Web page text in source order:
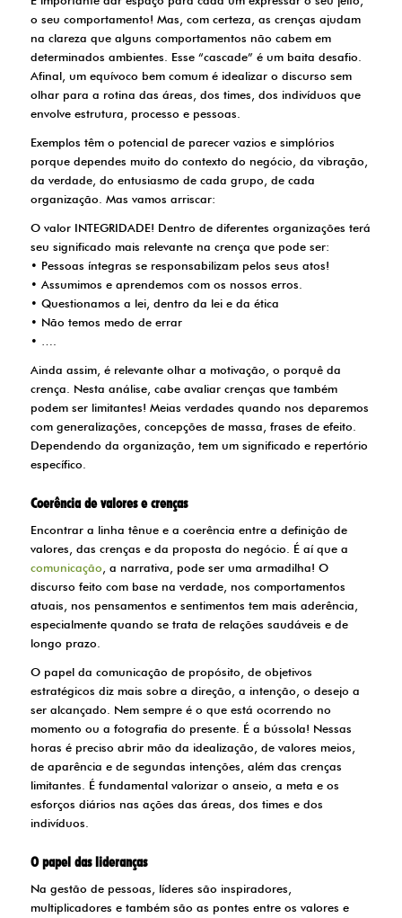
o seu comportamento! Mas, com certeza, as crenças ajudam
na clareza que alguns comportamentos não cabem em
determinados ambientes. Esse “cascade” é um baita desafio.
Afinal, um equívoco bem comum é idealizar o discurso sem
olhar para a rotina das áreas, dos times, dos indivíduos que
envolve estrutura, processo e pessoas.
Exemplos têm o potencial de parecer vazios e simplórios
porque dependes muito do contexto do negócio, da vibração,
da verdade, do entusiasmo de cada grupo, de cada
organização. Mas vamos arriscar:
O valor INTEGRIDADE! Dentro de diferentes organizações terá
seu significado mais relevante na crença que pode ser:
• Pessoas íntegras se responsabilizam pelos seus atos!
• Assumimos e aprendemos com os nossos erros.
• Questionamos a lei, dentro da lei e da ética
• Não temos medo de errar
• ….
Ainda assim, é relevante olhar a motivação, o porquê da
crença. Nesta análise, cabe avaliar crenças que também
podem ser limitantes! Meias verdades quando nos deparemos
com generalizações, concepções de massa, frases de efeito.
Dependendo da organização, tem um significado e repertório
específico.
Coerência de valores e crenças
Encontrar a linha tênue e a coerência entre a definição de
valores, das crenças e da proposta do negócio. É aí que a
comunicação, a narrativa, pode ser uma armadilha! O
discurso feito com base na verdade, nos comportamentos
atuais, nos pensamentos e sentimentos tem mais aderência,
especialmente quando se trata de relações saudáveis e de
longo prazo.
O papel da comunicação de propósito, de objetivos
estratégicos diz mais sobre a direção, a intenção, o desejo a
ser alcançado. Nem sempre é o que está ocorrendo no
momento ou a fotografia do presente. É a bússola! Nessas
horas é preciso abrir mão da idealização, de valores meios,
de aparência e de segundas intenções, além das crenças
limitantes. É fundamental valorizar o anseio, a meta e os
esforços diários nas ações das áreas, dos times e dos
indivíduos.
O papel das lideranças
Na gestão de pessoas, líderes são inspiradores,
multiplicadores e também são as pontes entre os valores e